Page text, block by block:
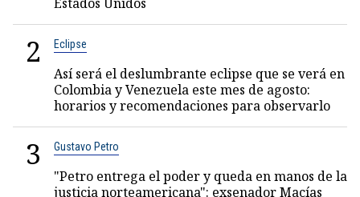
2 Eclipse
Así será el deslumbrante eclipse que se verá en
Colombia y Venezuela este mes de agosto:
horarios y recomendaciones para observarlo
3 Gustavo Petro
"Petro entrega el poder y queda en manos de la
justicia norteamericana": exsenador Macías